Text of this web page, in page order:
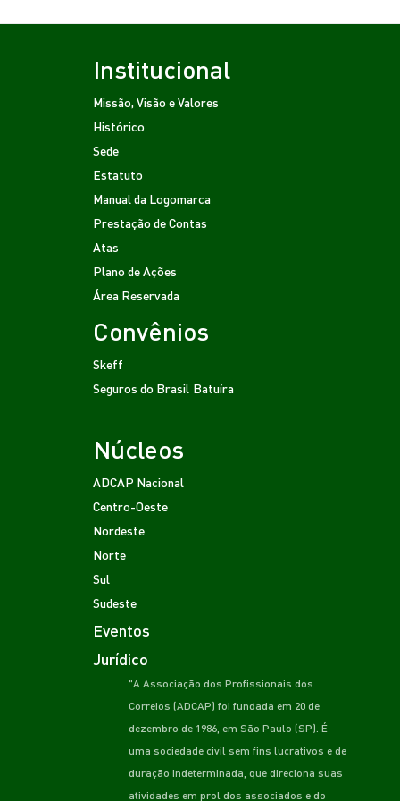
Institucional
Missão, Visão e Valores
Histórico
Sede
Estatuto
Manual da Logomarca
Prestação de Contas
Atas
Plano de Ações
Área Reservada
Convênios
Skeff
Seguros do Brasil Batuíra
Núcleos
ADCAP Nacional
Centro-Oeste
Nordeste
Norte
Sul
Sudeste
Eventos
Jurídico
"A Associação dos Profissionais dos
Correios (ADCAP) foi fundada em 20 de
dezembro de 1986, em São Paulo (SP). É
uma sociedade civil sem fins lucrativos e de
duração indeterminada, que direciona suas
atividades em prol dos associados e do